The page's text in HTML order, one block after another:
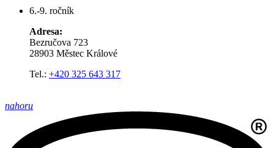
6.-9. ročník
Adresa:
Bezručova 723
28903 Městec Králové
Tel.: +420 325 643 317
nahoru